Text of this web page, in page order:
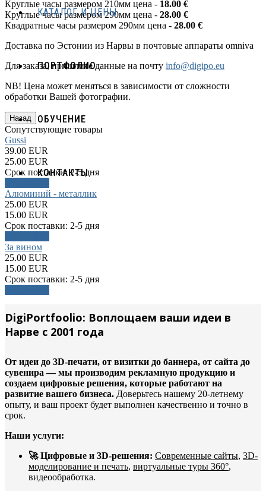
КАТАЛОГ И ЦЕНЫ
ПОРТФОЛИО
ОБУЧЕНИЕ
КОНТАКТЫ
Круглые часы размером 210мм цена - 18.00 €
Круглые часы размером 290мм цена - 28.00 €
Квадратные часы размером 290мм цена - 28.00 €
Доставка по Эстонии из Нарвы в почтовые аппараты omniva
Для заказа, пришлите данные на почту info@digipo.eu
NB! Цена может меняться в зависимости от сложности
обработки Вашей фотографии.
Сопутствующие товары
Gussi
39.00 EUR
25.00 EUR
Срок поставки:2-5 дня
Алюминий - металлик
25.00 EUR
15.00 EUR
Срок поставки: 2-5 дня
За вином
25.00 EUR
15.00 EUR
Срок поставки: 2-5 дня
DigiPortfoolio: Воплощаем ваши идеи в
Нарве с 2001 года
От идеи до 3D-печати, от визитки до баннера, от сайта до
сувенира — мы производим рекламную продукцию и
создаем цифровые решения, которые работают на
развитие вашего бизнеса. Доверьтесь нашему 20-летнему
опыту, и ваш проект будет выполнен качественно и точно в
срок.
Наши услуги:
🚀 Цифровые и 3D-решения: Современные сайты, 3D-
моделирование и печать, виртуальные туры 360°,
видеообработка.